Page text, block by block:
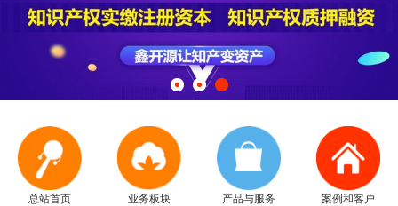
总站首页 业务板块 产品与服务 案例和客户